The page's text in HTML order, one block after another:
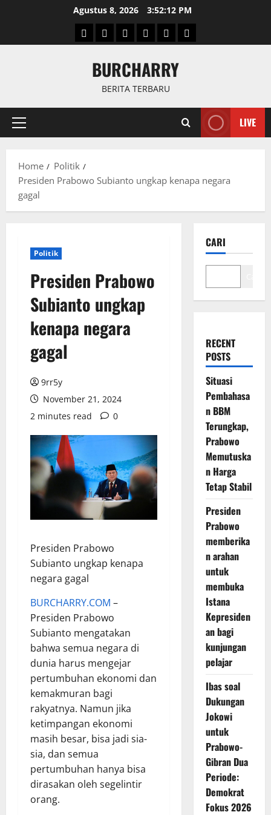
Agustus 8, 2026 3:52:12 PM
BerandaNewsPolitikKeriminal
OlahragaInternasional
BURCHARRY
BERITA TERBARU
Primary
LIVE
Home
Politik
Presiden Prabowo Subianto ungkap kenapa negara
gagal
Politik
Presiden Prabowo
Subianto ungkap
kenapa negara
gagal
9rr5y
November 21, 2024
2 minutes read
0
Presiden Prabowo
Subianto ungkap kenapa
negara gagal
BURCHARRY.COM –
Presiden Prabowo
Subianto mengatakan
bahwa semua negara di
dunia harus mengejar
pertumbuhan ekonomi dan
kemakmuran bagi
rakyatnya. Namun jika
ketimpangan ekonomi
masih besar, bisa jadi sia-
sia, dan semua
pertumbuhan hanya bisa
dirasakan oleh segelintir
orang.
CARI
RECENT
POSTS
Situasi
Pembahasa
n BBM
Terungkap,
Prabowo
Memutuska
n Harga
Tetap Stabil
Presiden
Prabowo
memberika
n arahan
untuk
membuka
Istana
Kepresiden
an bagi
kunjungan
pelajar
Ibas soal
Dukungan
Jokowi
untuk
Prabowo-
Gibran Dua
Periode:
Demokrat
Fokus 2026